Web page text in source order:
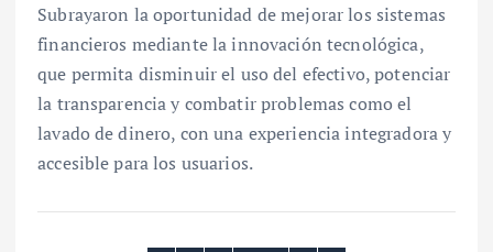
Subrayaron la oportunidad de mejorar los sistemas
financieros mediante la innovación tecnológica,
que permita disminuir el uso del efectivo, potenciar
la transparencia y combatir problemas como el
lavado de dinero, con una experiencia integradora y
accesible para los usuarios.